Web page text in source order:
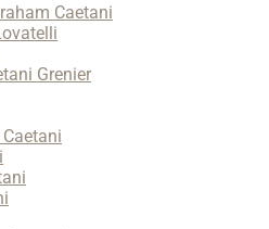
Caetani
Grenier